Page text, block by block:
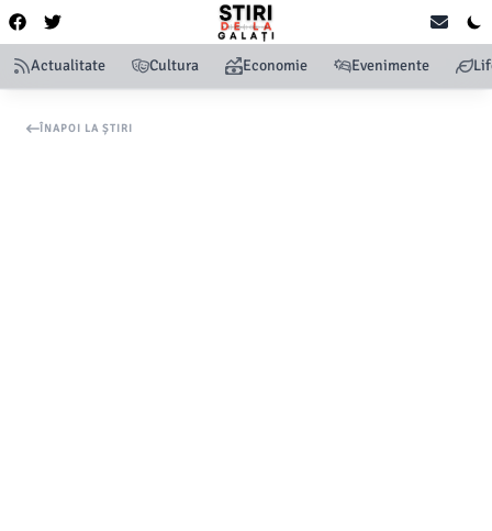
Actualitate Cultura Economie Evenimente
ÎNAPOI LA ȘTIRI